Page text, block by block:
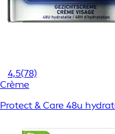
4,5(78)
Crème
Protect & Care 48u